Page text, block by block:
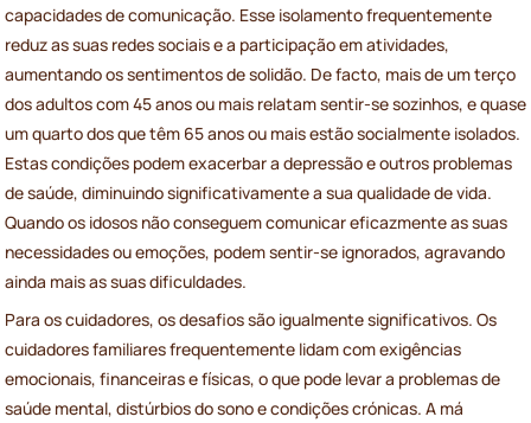
capacidades de comunicação. Esse isolamento frequentemente
reduz as suas redes sociais e a participação em atividades,
aumentando os sentimentos de solidão. De facto, mais de um terço
dos adultos com 45 anos ou mais relatam sentir-se sozinhos, e quase
um quarto dos que têm 65 anos ou mais estão socialmente isolados.
Estas condições podem exacerbar a depressão e outros problemas
de saúde, diminuindo significativamente a sua qualidade de vida.
Quando os idosos não conseguem comunicar eficazmente as suas
necessidades ou emoções, podem sentir-se ignorados, agravando
ainda mais as suas dificuldades.
Para os cuidadores, os desafios são igualmente significativos. Os
cuidadores familiares frequentemente lidam com exigências
emocionais, financeiras e físicas, o que pode levar a problemas de
saúde mental, distúrbios do sono e condições crónicas. A má